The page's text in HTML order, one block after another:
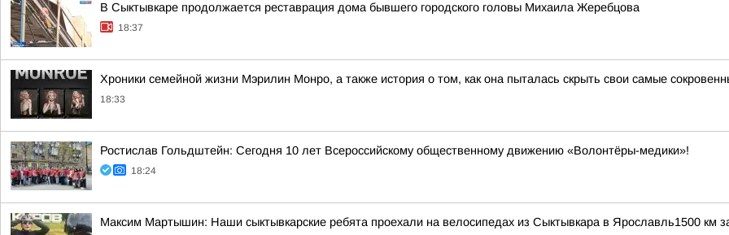
В Сыктывкаре продолжается реставрация дома бывшего городского головы Михаила Жеребцова
18:37
Хроники семейной жизни Мэрилин Монро, а также история о том, как она пыталась скрыть свои самые
18:33
Ростислав Гольдштейн: Сегодня 10 лет Всероссийскому общественному движению «Волонтёры-медики»!
18:24
Максим Мартышин: Наши сыктывкарские ребята проехали на велосипедах из Сыктывкара в Ярославль1500 км